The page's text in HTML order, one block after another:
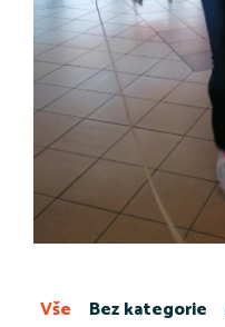
Bez kategorie
Vše